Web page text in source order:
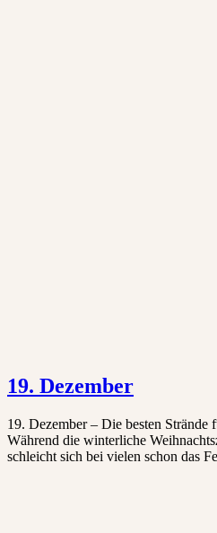
19. Dezember
19. Dezember – Die besten Strände
Während die winterliche
schleicht sich bei vielen schon das